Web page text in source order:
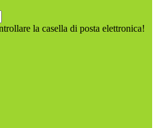
la casella di posta elettronica!